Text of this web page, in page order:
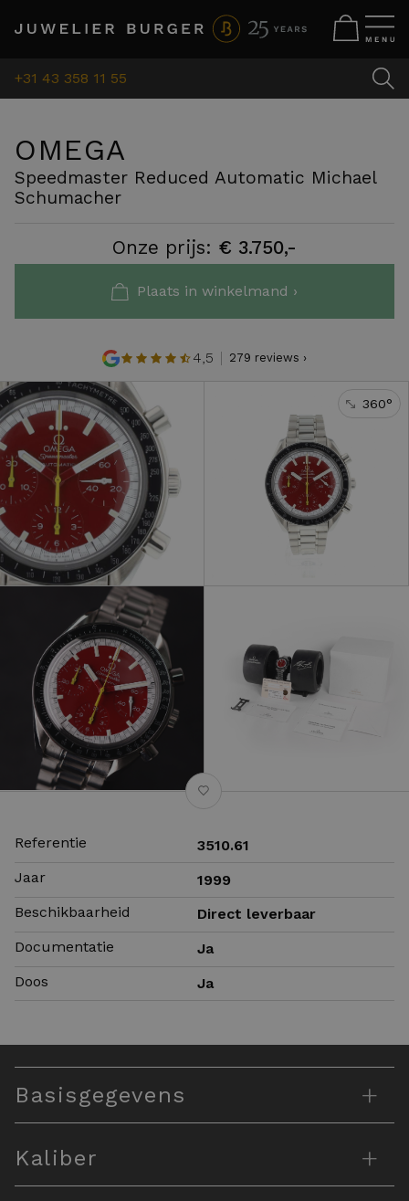
+31 43 358 11 55
OMEGA
Speedmaster Reduced Automatic Michael
Schumacher
Onze prijs: € 3.750,-
Plaats in winkelmand ›
4,5 279 reviews ›
360°
Referentie
3510.61
Jaar
1999
Beschikbaarheid
Direct leverbaar
Documentatie
Ja
Doos
Ja
Basisgegevens +
Kaliber +